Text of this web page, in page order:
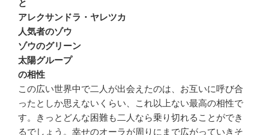
と
アレクサンドラ・ヤレツカ
人気者のゾウ
ゾウのグリーン
太陽グループ
の相性
この広い世界中で二人が出会えたのは、お互いに呼び合
ったとしか思えないくらい、これ以上ない最高の相性で
す。きっとどんな困難も二人なら乗り切れることができ
るでしょう。幸せのオーラが周りにまで広がっていきそ